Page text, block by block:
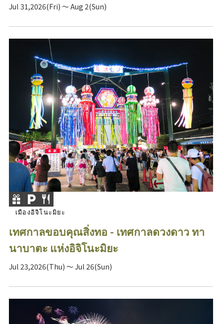
Jul 31,2026(Fri) ～ Aug 2(Sun)
เมืองอิจิโนะมิยะ
เทศกาลขอบคุณสิ่งทอ - เทศกาลดวงดาว ทา
นาบาตะ แห่งอิจิโนะมิยะ
Jul 23,2026(Thu) ～ Jul 26(Sun)